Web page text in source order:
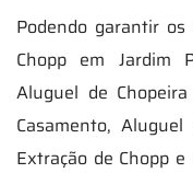
Podendo garantir
Chopp em Jardim
Aluguel de
Casamento,
Extração de Chopp